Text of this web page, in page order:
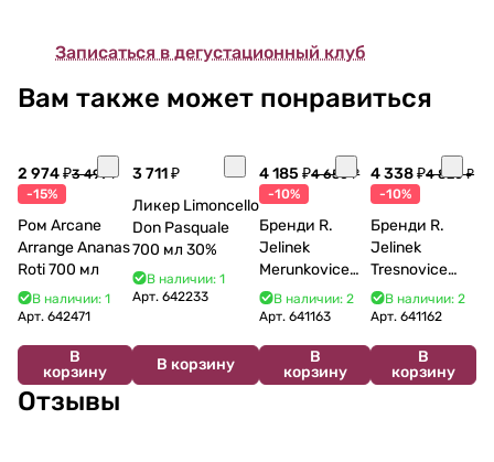
Записаться в дегустационный клуб
Вам также может понравиться
2 974 ₽3 499 ₽
-15%
Ром Arcane
Arrange Ananas
Roti 700 мл
В наличии: 1
Арт. 642471
В
корзину
3 711 ₽
Ликер Limoncello
Don Pasquale
700 мл 30%
В наличии: 1
Арт. 642233
В корзину
4 185 ₽4 650 ₽
-10%
Бренди R.
Jelinek
Merunkovice
700 мл
В наличии: 2
Арт.641163
В
корзину
4 338 ₽4 820 ₽
-10%
Бренди R.
Jelinek
Tresnovice
700 мл
В наличии: 2
Арт.641162
В
корзину
Отзывы